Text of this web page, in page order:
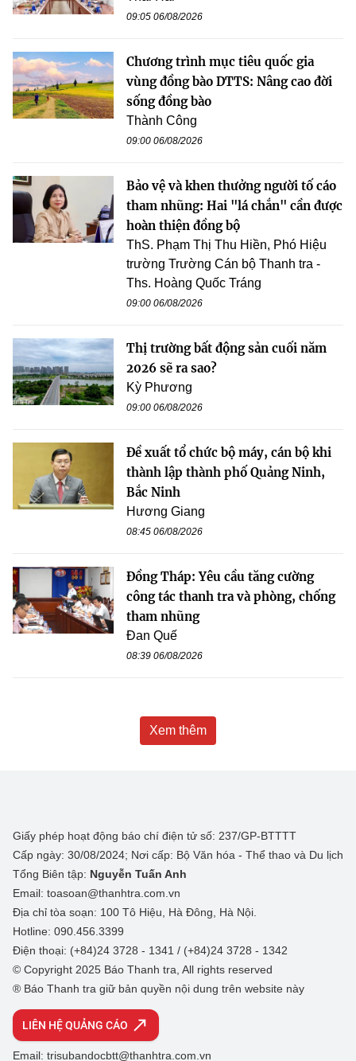
09:05 06/08/2026
Chương trình mục tiêu quốc gia
vùng đồng bào DTTS: Nâng cao đời
sống đồng bào
Thành Công
09:00 06/08/2026
Bảo vệ và khen thưởng người tố cáo
tham nhũng: Hai "lá chắn" cần được
hoàn thiện đồng bộ
ThS. Phạm Thị Thu Hiền, Phó Hiệu
trường Trường Cán bộ Thanh tra -
Ths. Hoàng Quốc Tráng
09:00 06/08/2026
Thị trường bất động sản cuối năm
2026 sẽ ra sao?
Kỳ Phương
09:00 06/08/2026
Đề xuất tổ chức bộ máy, cán bộ khi
thành lập thành phố Quảng Ninh,
Bắc Ninh
Hương Giang
08:45 06/08/2026
Đồng Tháp: Yêu cầu tăng cường
công tác thanh tra và phòng, chống
tham nhũng
Đan Quế
08:39 06/08/2026
Xem thêm
Giấy phép hoạt động báo chí điện tử số: 237/GP-BTTTT
Cấp ngày: 30/08/2024; Nơi cấp: Bộ Văn hóa - Thể thao và Du lịch
Tổng Biên tập: Nguyễn Tuấn Anh
Email: toasoan@thanhtra.com.vn
Địa chỉ tòa soạn: 100 Tô Hiệu, Hà Đông, Hà Nội.
Hotline: 090.456.3399
Điện thoại: (+84)24 3728 - 1341 / (+84)24 3728 - 1342
© Copyright 2025 Báo Thanh tra, All rights reserved
® Báo Thanh tra giữ bản quyền nội dung trên website này
LIÊN HỆ QUẢNG CÁO
Email: trisubandocbtt@thanhtra.com.vn